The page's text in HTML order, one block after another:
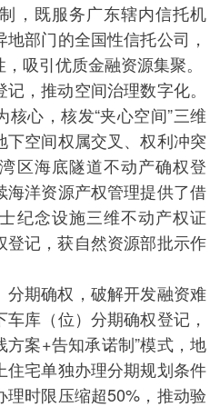
，既服务广东辖内信托机
部门的全国性信托公司，
吸引优质金融资源集聚。
推动空间治理数字化。
心，核发“夹心空间”三维
空间权属交叉、权利冲突
区海底隧道不动产确权登
洋资源产权管理提供了借
纪念设施三维不动产权证
记，获自然资源部批示作
确权，破解开发融资难
库（位）分期确权登记，
案+告知承诺制”模式，地
宅单独办理分期规划条件
时限压缩超50%，推动验